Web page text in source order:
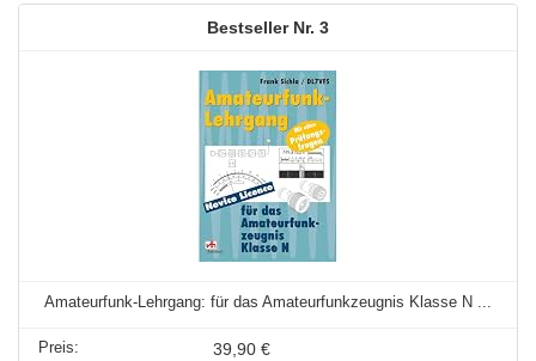
3
Amateurfunk-Lehrgang: für das Amateurfunkzeugnis Klasse N ...
39,90 €